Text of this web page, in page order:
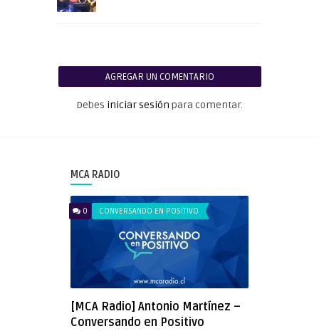
AGREGAR UN COMENTARIO
Debes iniciar sesión para comentar.
MCA RADIO
0 CONVERSANDO EN POSITIVO
[MCA Radio] Antonio Martínez –
Conversando en Positivo